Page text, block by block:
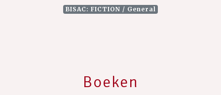
BISAC: FICTION / General
Boeken